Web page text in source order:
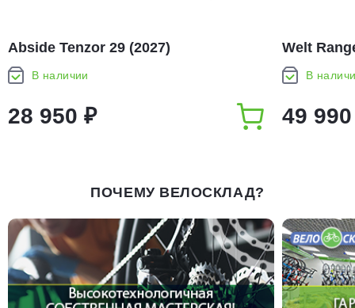
Abside Tenzor 29 (2027)
В наличии
28 950 ₽
Welt
В
49
ПОЧЕМУ ВЕЛОСКЛАД?